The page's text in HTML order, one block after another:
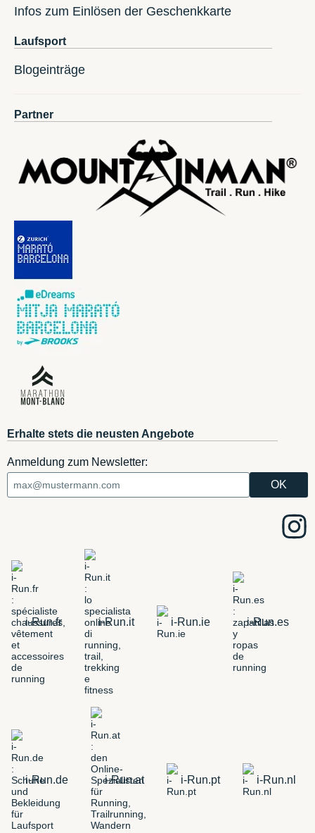
Infos zum Einlösen der Geschenkkarte
Laufsport
Blogeinträge
Partner
Erhalte stets die neusten Angebote
Anmeldung zum Newsletter:
i-Run.fr i-Run.it i-Run.ie i-Run.es
i-Run.de i-Run.at i-Run.pt i-Run.nl